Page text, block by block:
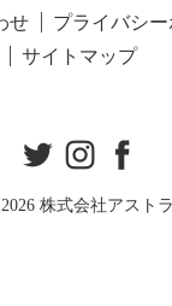
せ
プライバシ
サイトマップ
株式会社アスト